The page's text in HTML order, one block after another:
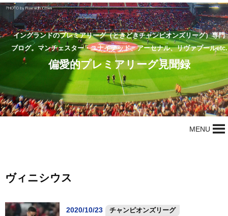
イングランドのプレミアリーグ（ときどきチャンピオンズリーグ）専門
ブログ。マンチェスター・ユナイテッド、アーセナル、リヴァプールetc.
偏愛的プレミアリーグ見聞録
MENU
ヴィニシウス
2020/10/23 チャンピオンズリーグ